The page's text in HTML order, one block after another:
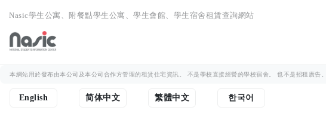
Nasic學生公寓、附餐點學生公寓、學生會館、學生宿舍租賃查詢網站
本網站用於發布由本公司及本公司合作方管理的租賃住宅資訊。 不是學校直接經營的學校宿舍。 也不是招租廣告
English 简体中文 繁體中文 한국어